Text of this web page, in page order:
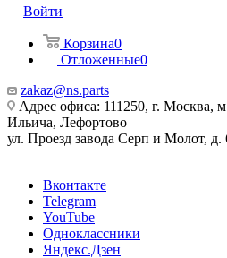
Войти
Корзина0
Отложенные0
zakaz@ns.parts
Адрес офиса: 111250, г. Москва,
Ильича, Лефортово
ул. Проезд завода Серп и Молот, д.
Вконтакте
Telegram
YouTube
Одноклассники
Яндекс.Дзен